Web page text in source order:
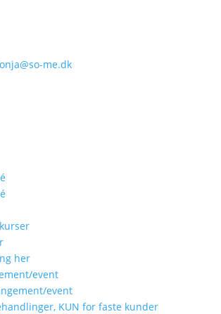
me.dk
her
event
event
KUN for faste kunder